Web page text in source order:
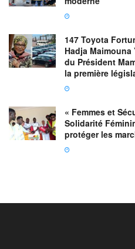
147 Toyota
Hadja
du Président
la première
« Femmes et
Solidarité
protéger les